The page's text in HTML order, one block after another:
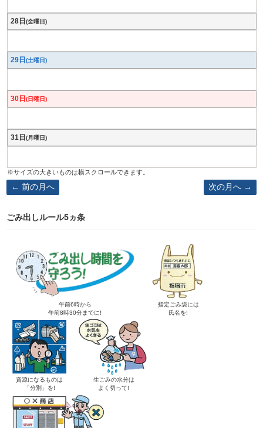
28日 (金曜日)
29日 (土曜日)
30日 (日曜日)
31日 (月曜日)
前の月へ 次の月へ
ごみ出しルール5ヵ条
午前6時から
午前8時30分までに!
指定ごみ袋には
氏名を!
資源になるものは
「分別」を!
生ごみの水分は
よく切って!